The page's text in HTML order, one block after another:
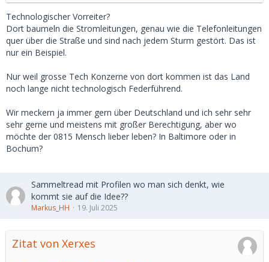
Aber immer wenn es wichtige oder kontroverse
Richtungsdiksussionen in den USA gibt kommen sie zum
Vorschein.
Stichwort : Wahl/Politik, Waffen, Sexwork, Einwanderung
In Europa sieht man in den USA gerne den technologischen
und gesellschaftlichen Vorreiter.... Aber ich sagst mal so. Ich
lebe lieber hier al dort 😂
Und das trotz der politisch als auch wirtschaftlich
unruhigen Zeiten durch die wir derzeit gehen.
Technologischer Vorreiter?
Dort baumeln die Stromleitungen, genau wie die Telefonleitungen
quer über die Straße und sind nach jedem Sturm gestört. Das ist
nur ein Beispiel.
Nur weil grosse Tech Konzerne von dort kommen ist das Land
noch lange nicht technologisch Federführend.
Wir meckern ja immer gern über Deutschland und ich sehr sehr
sehr gerne und meistens mit großer Berechtigung, aber wo
möchte der 0815 Mensch lieber leben? In Baltimore oder in
Bochum?
Sammeltread mit Profilen wo man sich denkt, wie
kommt sie auf die Idee??
Markus_HH 19. Juli 2025
Zitat von Xerxes